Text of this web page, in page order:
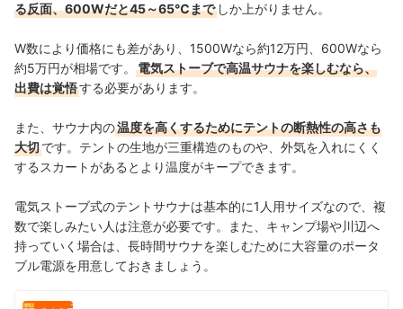
る反面、600Wだと45～65℃まで しか上がりません。
W数により価格にも差があり、1500Wなら約12万円、600Wなら
約5万円が相場です。
電気ストーブで高温サウナを楽しむなら、
出費は覚悟する必要があります。
また、サウナ内の温度を高くするためにテントの断熱性の高さも
大切です。テントの生地が三重構造のものや、外気を入れにくく
するスカートがあるとより温度がキープできます。
電気ストーブ式のテントサウナは基本的に1人用サイズなので、複
数で楽しみたい人は注意が必要です。また、キャンプ場や川辺へ
持っていく場合は、長時間サウナを楽しむために大容量のポータ
ブル電源を用意しておきましょう。